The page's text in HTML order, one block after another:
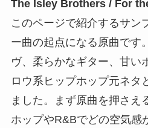
The Isley Brothers / For
このページで紹介するサン
ー曲の起点になる原曲です
ヴ、柔らかなギター、甘い
ロウ系ヒップホップ元ネタ
ました。まず原曲を押さえ
ホップやR&Bでどの空気感